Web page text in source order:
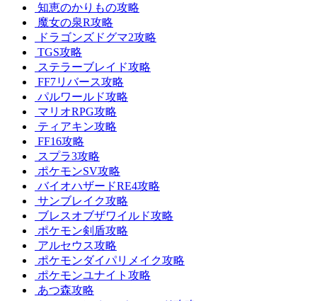
知恵のかりもの攻略
魔女の泉R攻略
ドラゴンズドグマ2攻略
TGS攻略
ステラーブレイド攻略
FF7リバース攻略
パルワールド攻略
マリオRPG攻略
ティアキン攻略
FF16攻略
スプラ3攻略
ポケモンSV攻略
バイオハザードRE4攻略
サンブレイク攻略
ブレスオブザワイルド攻略
ポケモン剣盾攻略
アルセウス攻略
ポケモンダイパリメイク攻略
ポケモンユナイト攻略
あつ森攻略